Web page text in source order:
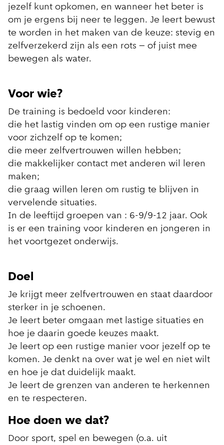
jezelf kunt opkomen, en wanneer het beter is
om je ergens bij neer te leggen. Je leert bewust
te worden in het maken van de keuze: stevig en
zelfverzekerd zijn als een rots – of juist mee
bewegen als water.
Voor wie?
De training is bedoeld voor kinderen:
die het lastig vinden om op een rustige manier
voor zichzelf op te komen;
die meer zelfvertrouwen willen hebben;
die makkelijker contact met anderen wil leren
maken;
die graag willen leren om rustig te blijven in
vervelende situaties.
In de leeftijd groepen van : 6-9/9-12 jaar. Ook
is er een training voor kinderen en jongeren in
het voortgezet onderwijs.
Doel
Je krijgt meer zelfvertrouwen en staat daardoor
sterker in je schoenen.
Je leert beter omgaan met lastige situaties en
hoe je daarin goede keuzes maakt.
Je leert op een rustige manier voor jezelf op te
komen. Je denkt na over wat je wel en niet wilt
en hoe je dat duidelijk maakt.
Je leert de grenzen van anderen te herkennen
en te respecteren.
Hoe doen we dat?
Door sport, spel en bewegen (o.a. uit